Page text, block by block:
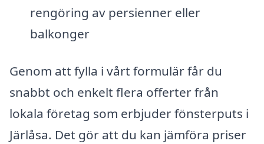
rengöring av persienner eller
balkonger
Genom att fylla i vårt formulär får du
snabbt och enkelt flera offerter från
lokala företag som erbjuder fönsterputs i
Järlåsa. Det gör att du kan jämföra priser